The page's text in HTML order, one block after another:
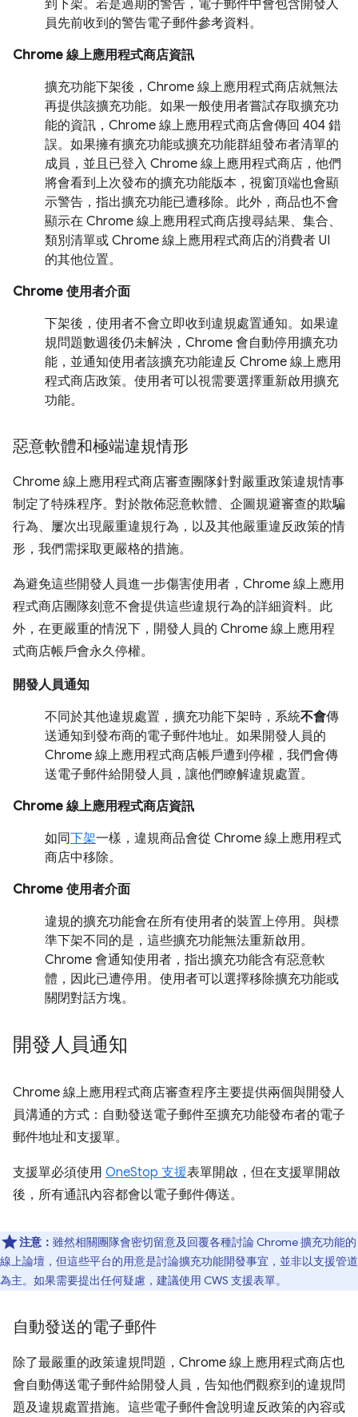
到下架。若是過期的警告，電子郵件中會包含開發人
員先前收到的警告電子郵件參考資料。
Chrome 線上應用程式商店資訊
擴充功能下架後，Chrome 線上應用程式商店就無法
再提供該擴充功能。如果一般使用者嘗試存取擴充功
能的資訊，Chrome 線上應用程式商店會傳回 404 錯
誤。如果擁有擴充功能或擴充功能群組發布者清單的
成員，並且已登入 Chrome 線上應用程式商店，他們
將會看到上次發布的擴充功能版本，視窗頂端也會顯
示警告，指出擴充功能已遭移除。此外，商品也不會
顯示在 Chrome 線上應用程式商店搜尋結果、集合、
類別清單或 Chrome 線上應用程式商店的消費者 UI
的其他位置。
Chrome 使用者介面
下架後，使用者不會立即收到違規處置通知。如果違
規問題數週後仍未解決，Chrome 會自動停用擴充功
能，並通知使用者該擴充功能違反 Chrome 線上應用
程式商店政策。使用者可以視需要選擇重新啟用擴充
功能。
惡意軟體和極端違規情形
Chrome 線上應用程式商店審查團隊針對嚴重政策違規情事
制定了特殊程序。對於散佈惡意軟體、企圖規避審查的欺騙
行為、屢次出現嚴重違規行為，以及其他嚴重違反政策的情
形，我們需採取更嚴格的措施。
為避免這些開發人員進一步傷害使用者，Chrome 線上應用
程式商店團隊刻意不會提供這些違規行為的詳細資料。此
外，在更嚴重的情況下，開發人員的 Chrome 線上應用程
式商店帳戶會永久停權。
開發人員通知
不同於其他違規處置，擴充功能下架時，系統不會傳
送通知到發布商的電子郵件地址。如果開發人員的
Chrome 線上應用程式商店帳戶遭到停權，我們會傳
送電子郵件給開發人員，讓他們瞭解違規處置。
Chrome 線上應用程式商店資訊
如同下架一樣，違規商品會從 Chrome 線上應用程式
商店中移除。
Chrome 使用者介面
違規的擴充功能會在所有使用者的裝置上停用。與標
準下架不同的是，這些擴充功能無法重新啟用。
Chrome 會通知使用者，指出擴充功能含有惡意軟
體，因此已遭停用。使用者可以選擇移除擴充功能或
關閉對話方塊。
開發人員通知
Chrome 線上應用程式商店審查程序主要提供兩個與開發人
員溝通的方式：自動發送電子郵件至擴充功能發布者的電子
郵件地址和支援單。
支援單必須使用 OneStop 支援表單開啟，但在支援單開啟
後，所有通訊內容都會以電子郵件傳送。
注意： 雖然相關團隊會密切留意及回覆各種討論 Chrome 擴充功能的
線上論壇，但這些平台的用意是討論擴充功能開發事宜，並非以支援管道
為主。如果需要提出任何疑慮，建議使用 CWS 支援表單。
自動發送的電子郵件
除了最嚴重的政策違規問題，Chrome 線上應用程式商店也
會自動傳送電子郵件給開發人員，告知他們觀察到的違規問
題及違規處置措施。這些電子郵件會說明違反政策的內容或